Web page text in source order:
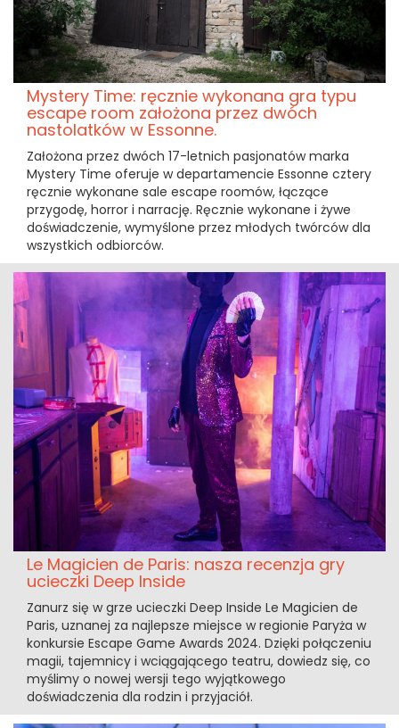
Mystery Time: ręcznie wykonana gra typu
escape room założona przez dwóch
nastolatków w Essonne.
Założona przez dwóch 17-letnich pasjonatów marka
Mystery Time oferuje w departamencie Essonne cztery
ręcznie wykonane sale escape roomów, łączące
przygodę, horror i narrację. Ręcznie wykonane i żywe
doświadczenie, wymyślone przez młodych twórców dla
wszystkich odbiorców.
Le Magicien de Paris: nasza recenzja gry
ucieczki Deep Inside
Zanurz się w grze ucieczki Deep Inside Le Magicien de
Paris, uznanej za najlepsze miejsce w regionie Paryża w
konkursie Escape Game Awards 2024. Dzięki połączeniu
magii, tajemnicy i wciągającego teatru, dowiedz się, co
myślimy o nowej wersji tego wyjątkowego
doświadczenia dla rodzin i przyjaciół.